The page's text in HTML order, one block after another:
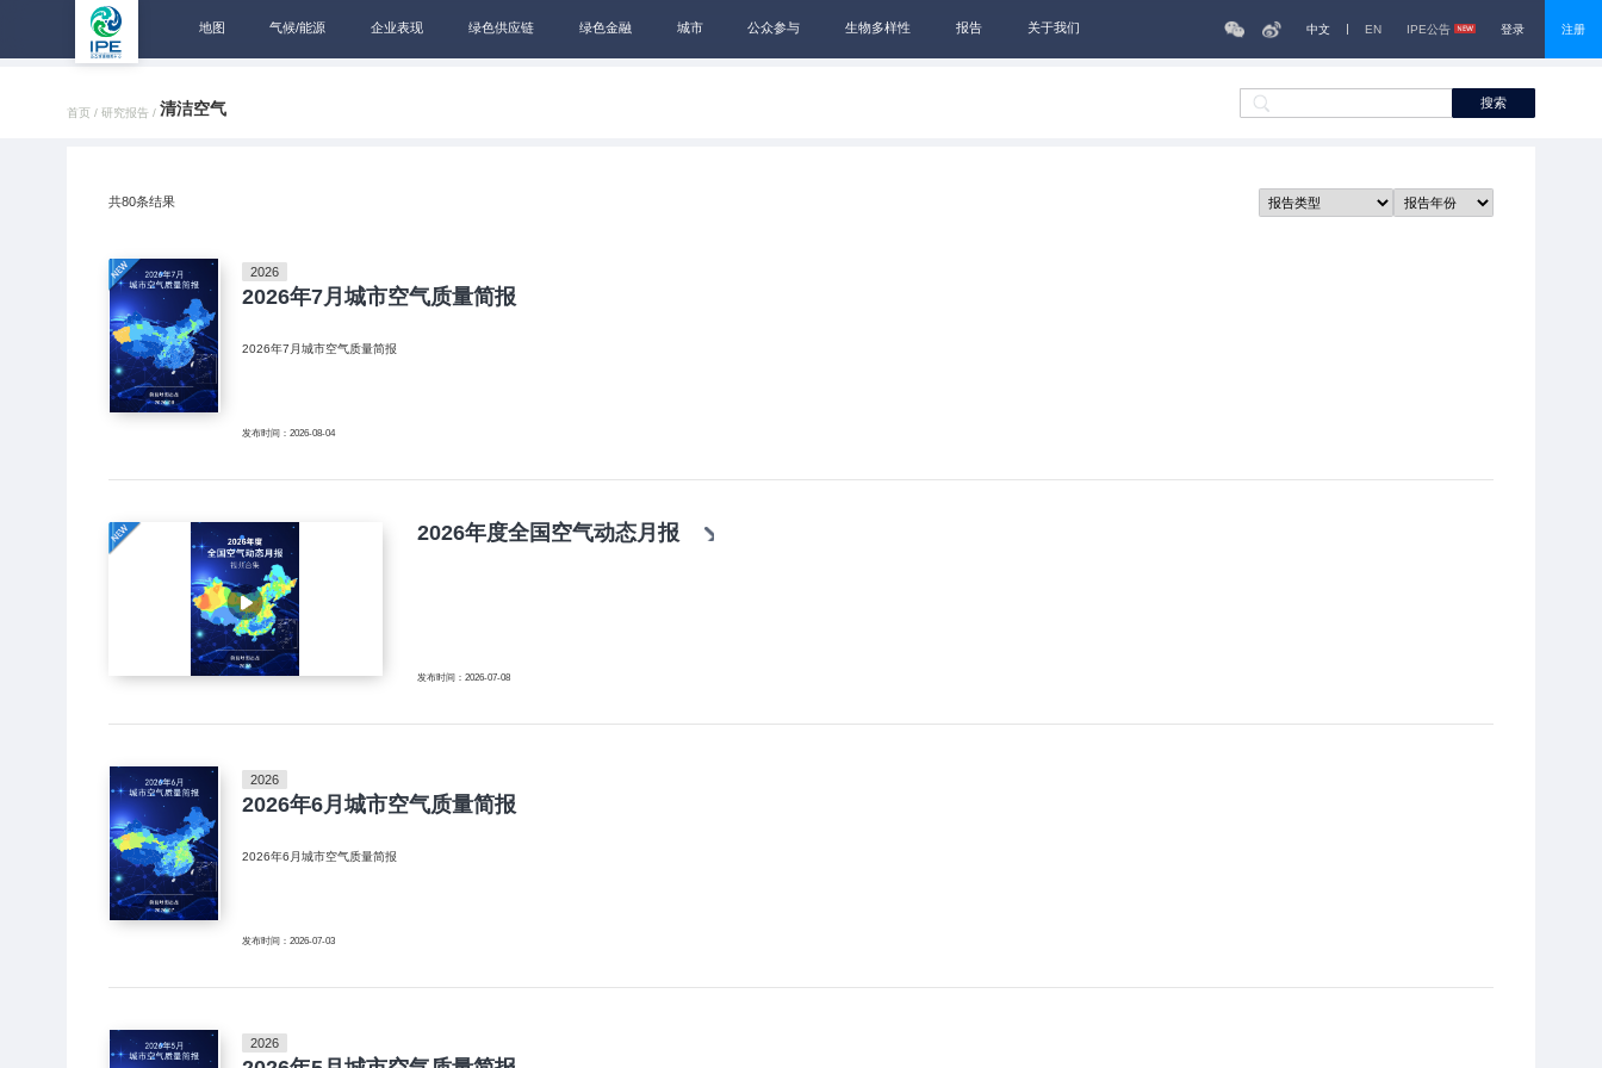
地图 气候/能源 企业表现 绿色供应链 绿色金融 城市 公众参与 生物多样性 报告 关于我们 中文 EN IPE公告 登录 注册
首页 / 研究报告 / 清洁空气 搜索
共80条结果
2026
2026年7月城市空气质量简报
2026年7月城市空气质量简报
发布时间：2026-08-04
2026年度全国空气动态月报
发布时间：2026-07-08
2026
2026年6月城市空气质量简报
2026年6月城市空气质量简报
发布时间：2026-07-03
2026